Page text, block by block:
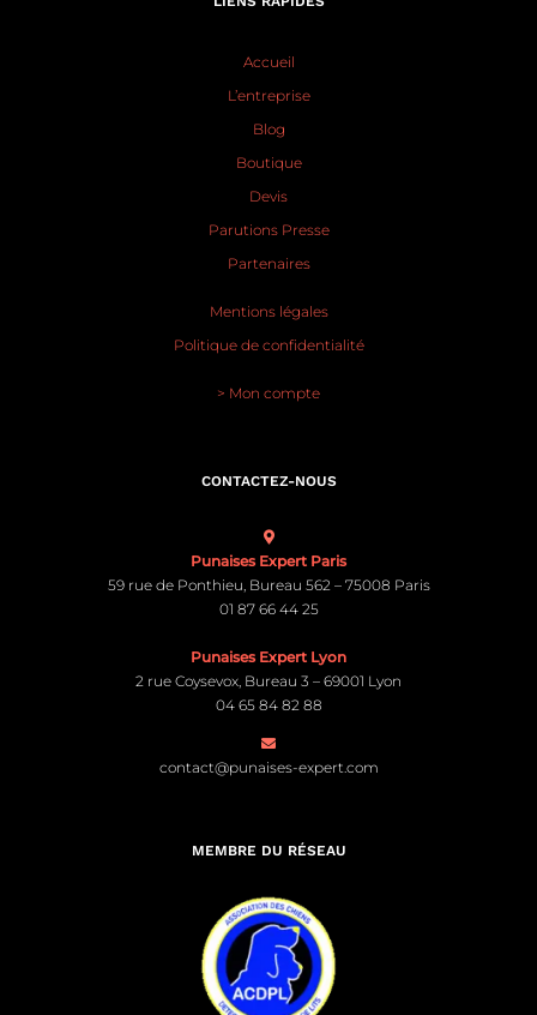
Accueil
L’entreprise
Blog
Boutique
Devis
Parutions Presse
Partenaires
Mentions légales
Politique de confidentialité
> Mon compte
CONTACTEZ-NOUS
Punaises Expert Paris
59 rue de Ponthieu, Bureau 562 – 75008 Paris
01 87 66 44 25
Punaises Expert Lyon
2 rue Coysevox, Bureau 3 – 69001 Lyon
04 65 84 82 88
contact@punaises-expert.com
MEMBRE DU RÉSEAU